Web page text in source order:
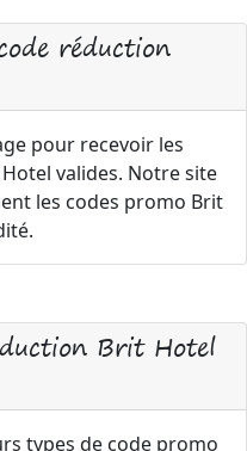
réduction
pour recevoir les
valides. Notre site
les codes promo Brit
Brit Hotel
types de code promo